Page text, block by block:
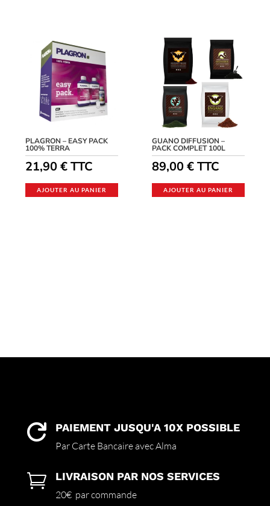
PLAGRON – EASY PACK
100% TERRA
21,90€ TTC
AJOUTER AU PANIER
GUANO DIFFUSION –
PACK COMPLET 100L
89,00€TTC
AJOUTER AU PANIER
 PAIEMENT JUSQU'A 10X POSSIBLE
Par Carte Bancaire avec Alma
 LIVRAISON PAR NOS SERVICES
20€ par commande